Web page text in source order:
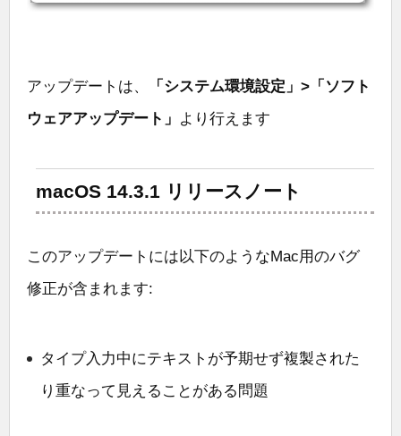
アップデートは、
「システム環境設定」>「ソフト
ウェアアップデート」 より行えます
macOS 14.3.1 リリースノート
このアップデートには以下のようなMac用のバグ
修正が含まれます:
タイプ入力中にテキストが予期せず複製された
り重なって見えることがある問題